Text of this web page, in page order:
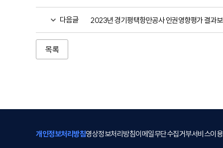
다음글 2023년 경기평택항만공사 인권영향평가 결과
목록
개인정보처리방침영상정보처리방침이메일무단수집거부서비스이